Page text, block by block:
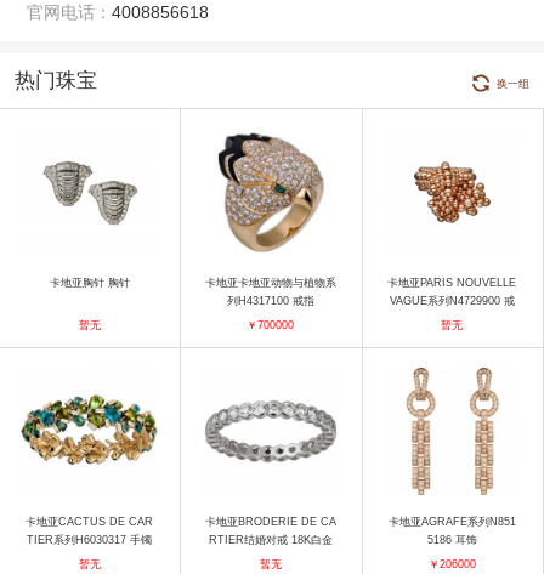
官网电话： 4008856618
热门珠宝 换一组
卡地亚胸针 胸针
暂无
卡地亚卡地亚动物与植物系
列H4317100 戒指
￥700000
卡地亚PARIS NOUVELLE
VAGUE系列N4729900 戒
指
暂无
卡地亚CACTUS DE CAR
TIER系列H6030317 手镯
暂无
卡地亚BRODERIE DE CA
RTIER结婚对戒 18K白金
戒指
暂无
卡地亚AGRAFE系列N851
5186 耳饰
￥206000